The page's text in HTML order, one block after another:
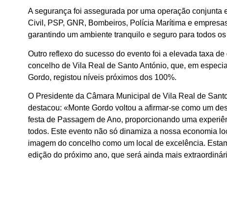
A segurança foi assegurada por uma operação conjunta
Civil, PSP, GNR, Bombeiros, Polícia Marítima e
garantindo um ambiente tranquilo e seguro para todos
Outro reflexo do sucesso do evento foi a elevada taxa
concelho de Vila Real de Santo António, que, em
Gordo, registou níveis próximos dos 100%.
O Presidente da Câmara Municipal de Vila Real de
destacou: «Monte Gordo voltou a afirmar-se como um
festa de Passagem de Ano, proporcionando uma
todos. Este evento não só dinamiza a nossa economia
imagem do concelho como um local de excelência.
edição do próximo ano, que será ainda mais